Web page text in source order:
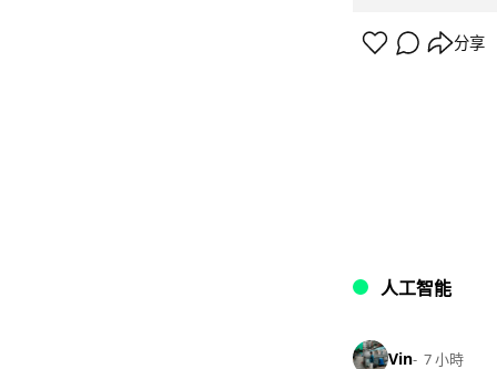
分享
人工智能
Vin 7 小時